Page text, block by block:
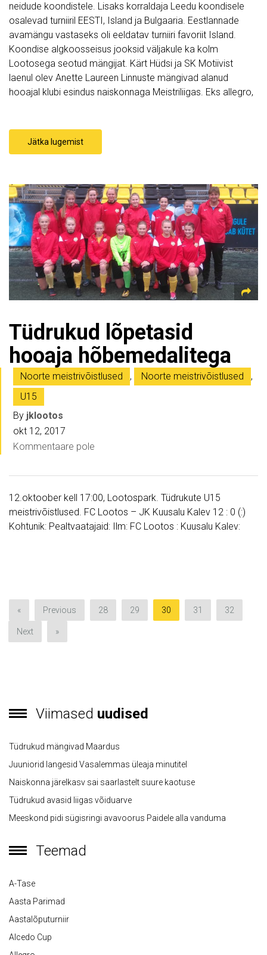
neidude koondistele. Lisaks korraldaja Leedu koondisele
osalevad turniiril EESTI, Island ja Bulgaaria. Eestlannade
avamängu vastaseks oli eeldatav turniiri favoriit Island.
Koondise algkoosseisus jooksid väljakule ka kolm
Lootosega seotud mängijat. Kärt Hüdsi ja SK Motiivist
laenul olev Anette Laureen Linnuste mängivad alanud
hooajal klubi esindus naiskonnaga Meistriliigas. Eks allegro,
Jätka lugemist
Tüdrukud lõpetasid
hooaja hõbemedalitega
Noorte meistrivõistlused , Noorte meistrivõistlused
,
U15
By jklootos
okt 12, 2017
Kommentaare pole
12.oktoober kell 17:00, Lootospark. Tüdrukute U15
meistrivõistlused. FC Lootos – JK Kuusalu Kalev 12 : 0 (:)
Kohtunik: Pealtvaatajaid: Ilm: FC Lootos : Kuusalu Kalev:
« Previous 28 29 30 31 32
Next »
Viimased uudised
Tüdrukud mängivad Maardus
Juuniorid langesid Vasalemmas üleaja minutitel
Naiskonna järelkasv sai saarlastelt suure kaotuse
Tüdrukud avasid liigas võiduarve
Meeskond pidi sügisringi avavoorus Paidele alla vanduma
Teemad
A-Tase
Aasta Parimad
Aastalõputurniir
Alcedo Cup